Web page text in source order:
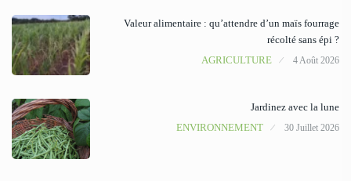
Valeur alimentaire : qu’attendre d’un maïs fourrage
récolté sans épi ?
AGRICULTURE
4 Août 2026
Jardinez avec la lune
ENVIRONNEMENT
30 Juillet 2026